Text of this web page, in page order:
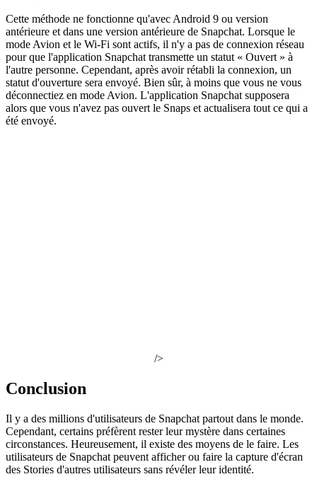
Cette méthode ne fonctionne qu'avec Android 9 ou version
antérieure et dans une version antérieure de Snapchat. Lorsque le
mode Avion et le Wi-Fi sont actifs, il n'y a pas de connexion réseau
pour que l'application Snapchat transmette un statut « Ouvert » à
l'autre personne. Cependant, après avoir rétabli la connexion, un
statut d'ouverture sera envoyé. Bien sûr, à moins que vous ne vous
déconnectiez en mode Avion. L'application Snapchat supposera
alors que vous n'avez pas ouvert le Snaps et actualisera tout ce qui a
été envoyé.
/>
Conclusion
Il y a des millions d'utilisateurs de Snapchat partout dans le monde.
Cependant, certains préfèrent rester leur mystère dans certaines
circonstances. Heureusement, il existe des moyens de le faire. Les
utilisateurs de Snapchat peuvent afficher ou faire la capture d'écran
des Stories d'autres utilisateurs sans révéler leur identité.